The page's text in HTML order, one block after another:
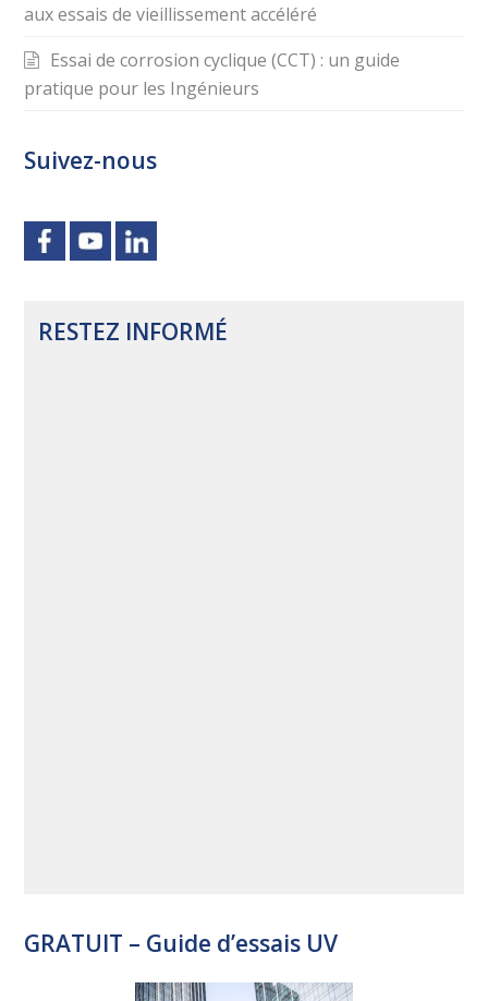
aux essais de vieillissement accéléré
Essai de corrosion cyclique (CCT) : un guide
pratique pour les Ingénieurs
Suivez-nous
RESTEZ INFORMÉ
GRATUIT – Guide d’essais UV